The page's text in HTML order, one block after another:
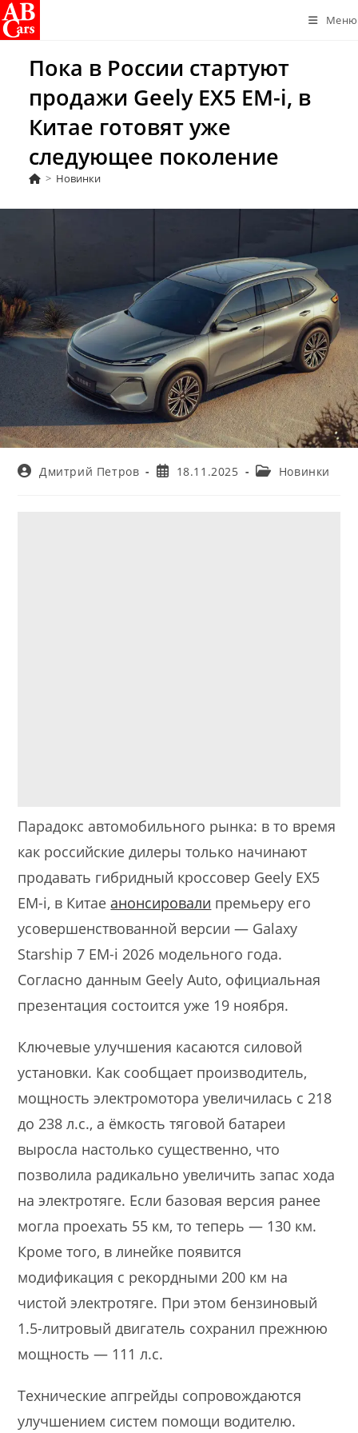
Перейти
к
Меню
Пока в России стартуют
продажи Geely EX5 EM-i, в
Китае готовят уже
следующее поколение
> Новинки
АвторДмитрий Петров
Запись18.11.2025
РубрикаНовинки
Парадокс автомобильного рынка: в то время
как российские дилеры только начинают
продавать гибридный кроссовер Geely EX5
EM-i, в Китае анонсировали премьеру его
усовершенствованной версии — Galaxy
Starship 7 EM-i 2026 модельного года.
Согласно данным Geely Auto, официальная
презентация состоится уже 19 ноября.
Ключевые улучшения касаются силовой
установки. Как сообщает производитель,
мощность электромотора увеличилась с 218
до 238 л.с., а ёмкость тяговой батареи
выросла настолько существенно, что
позволила радикально увеличить запас хода
на электротяге. Если базовая версия ранее
могла проехать 55 км, то теперь — 130 км.
Кроме того, в линейке появится
модификация с рекордными 200 км на
чистой электротяге. При этом бензиновый
1.5-литровый двигатель сохранил прежнюю
мощность — 111 л.с.
Технические апгрейды сопровождаются
улучшением систем помощи водителю.